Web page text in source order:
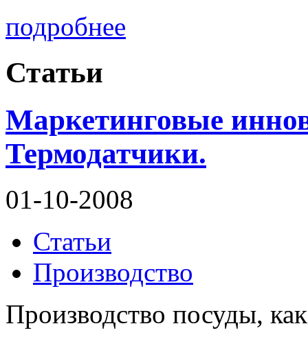
подробнее
Статьи
Маркетинговые
Термодатчики.
01-10-2008
Статьи
Производство
Производство посуды,